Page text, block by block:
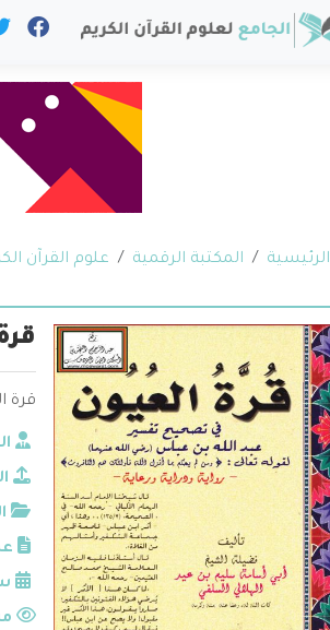
الرئيسية المكتبة الرقمية علوم القرآن
قرة